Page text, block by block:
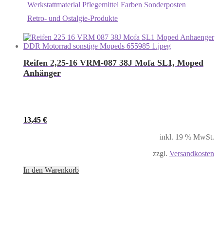
Werkstattmaterial Pflegemittel Farben Sonderposten
Retro- und Ostalgie-Produkte
Reifen 2,25-16 VRM-087 38J Mofa SL1, Moped
Anhänger
13,45 €
inkl. 19 % MwSt.
zzgl. Versandkosten
In den Warenkorb